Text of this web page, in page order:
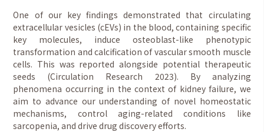
One of our key findings demonstrated that circulating
extracellular vesicles (cEVs) in the blood, containing specific
key molecules, induce osteoblast-like phenotypic
transformation and calcification of vascular smooth muscle
cells. This was reported alongside potential therapeutic
seeds (Circulation Research 2023). By analyzing
phenomena occurring in the context of kidney failure, we
aim to advance our understanding of novel homeostatic
mechanisms, control aging-related conditions like
sarcopenia, and drive drug discovery efforts.